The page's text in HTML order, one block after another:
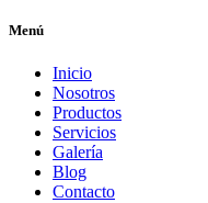
Menú
Inicio
Nosotros
Productos
Servicios
Galería
Blog
Contacto